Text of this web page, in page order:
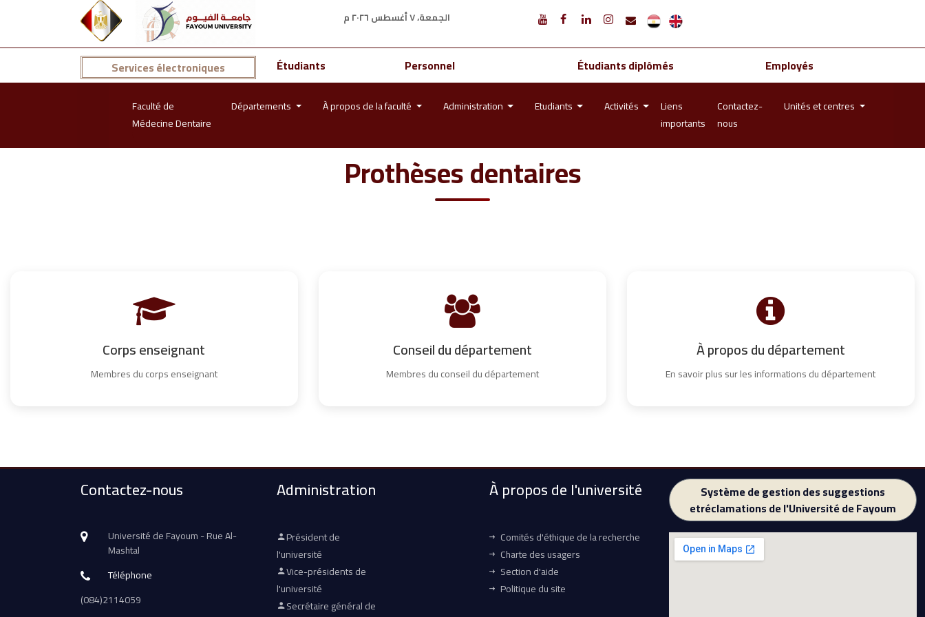
الجمعة، ٧ أغسطس ٢٠٢٦ م
Services électroniques Étudiants Personnel Étudiants diplômés Employés
Faculté de
Médecine Dentaire
Départements À propos de la faculté Administration Etudiants Activités
Liens
importants
Contactez-
nous
Unités et centres
Prothèses dentaires
Corps enseignant
Membres du corps enseignant
Conseil du département
Membres du conseil du département
À propos du département
En savoir plus sur les informations du département
Contactez-nous
Université de Fayoum - Rue Al-
Mashtal
Téléphone
(084)2114059
Administration
Président de
l'université
Vice-présidents de
l'université
Secrétaire général de
À propos de l'université
Comités d'éthique de la recherche
Charte des usagers
Section d'aide
Politique du site
Système de gestion des suggestions
etréclamations de l'Université de Fayoum